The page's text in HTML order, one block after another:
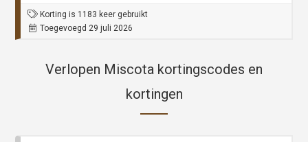
Korting is 1183 keer gebruikt
Toegevoegd 29 juli 2026
Verlopen Miscota kortingscodes en
kortingen